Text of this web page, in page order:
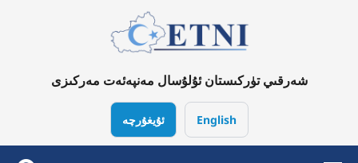
شەرقىي تۈركىستان ئۇلۇسال مەنپەئەت مەركىزى
English ئۇيغۇرچە